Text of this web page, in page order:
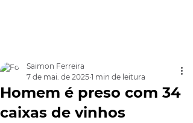
Homem é preso com 34
caixas de vinhos
Saimon Ferreira
7 de mai. de 2025 1 min de leitura